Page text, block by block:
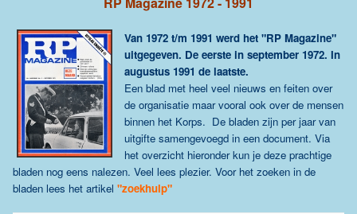
Van 1972 t/m 1991 werd het "RP Magazine"
uitgegeven. De eerste in september 1972. In
augustus 1991 de laatste.
Een blad met heel veel nieuws en feiten over
de organisatie maar vooral ook over de mensen
binnen het Korps. De bladen zijn per jaar van
uitgifte samengevoegd in een document. Via
het overzicht hieronder kun je deze prachtige
bladen nog eens nalezen. Veel lees plezier. Voor het zoeken in de
bladen lees het artikel "zoekhulp"